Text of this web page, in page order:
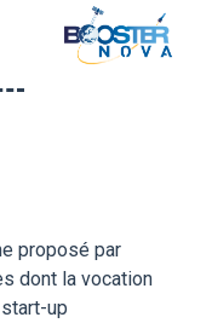
proposé par
dont la vocation
up